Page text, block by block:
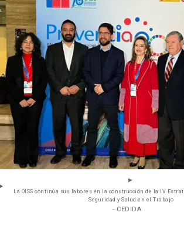
La OISS continúa sus labores en la construcción de la IV
Seguridad y Salud en el Trabajo
- CEDIDA